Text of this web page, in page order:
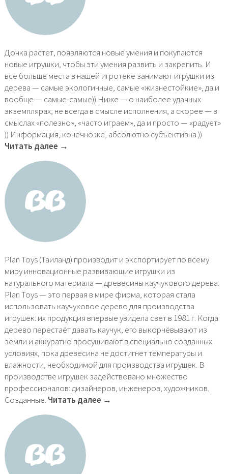
Дочка растет, появляются новые умения и покупаются
новые игрушки, чтобы эти умения развить и закрепить. И
все больше места в нашей игротеке занимают игрушки из
дерева — самые экологичные, самые «жизнестойкие», да и
вообще — самые-самые)) Ниже — о наиболее удачных
экземплярах, не всегда в смысле исполнения, а скорее — в
смыслах «полезно», «часто играем», да и просто — «радует»
)) Информация, конечно же, абсолютно субъективна ))
Читать далее →
Plan Toys (Таиланд) производит и экспортирует по всему
миру инновационные развивающие игрушки из
натурального материала — древесины каучукового дерева.
Plan Toys — это первая в мире фирма, которая стала
использовать каучуковое дерево для производства
игрушек: их продукция впервые увидела свет в 1981 г. Когда
дерево перестаёт давать каучук, его выкорчёвывают из
земли и аккуратно просушивают в специально созданных
условиях, пока древесина не достигнет температуры и
влажности, необходимой для производства игрушек. В
производстве игрушек задействовано множество
профессионалов: дизайнеров, инженеров, художников.
Созданные. Читать далее →